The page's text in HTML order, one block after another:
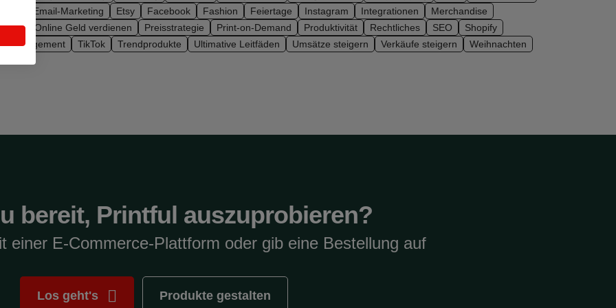
Email-Marketing Etsy Facebook Fashion Feiertage Instagram Integrationen
Merchandise
Online Geld verdienen Preisstrategie Print-on-Demand Produktivität Rechtliches SEO
Shopify
Management
TikTok Trendprodukte Ultimative Leitfäden Umsätze steigern Verkäufe steigern Weihnachten
bereit, Printful auszuprobieren?
einer E-Commerce-Plattform oder gib eine Bestellung auf
Los geht's Produkte gestalten